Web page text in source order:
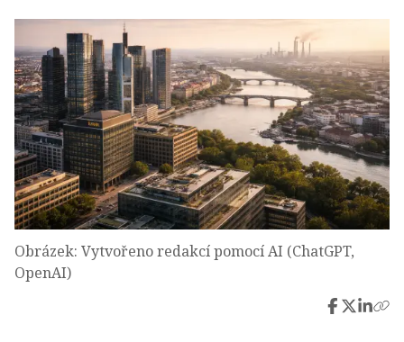
Obrázek: Vytvořeno redakcí pomocí AI (ChatGPT,
OpenAI)